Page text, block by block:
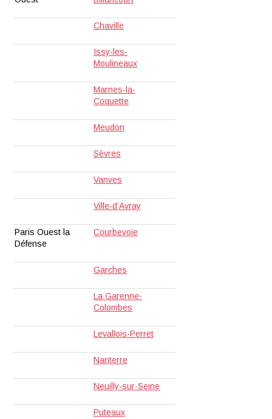
Chaville
Issy-les-
Moulineaux
Marnes-la-
Coquette
Meudon
Sèvres
Vanves
Ville-d’Avray
Paris Ouest la
Défense
Courbevoie
Garches
La Garenne-
Colombes
Levallois-Perret
Nanterre
Neuilly-sur-Seine
Puteaux